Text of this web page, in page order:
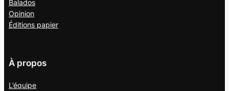
Balados
Opinion
Éditions papier
À propos
L’équipe